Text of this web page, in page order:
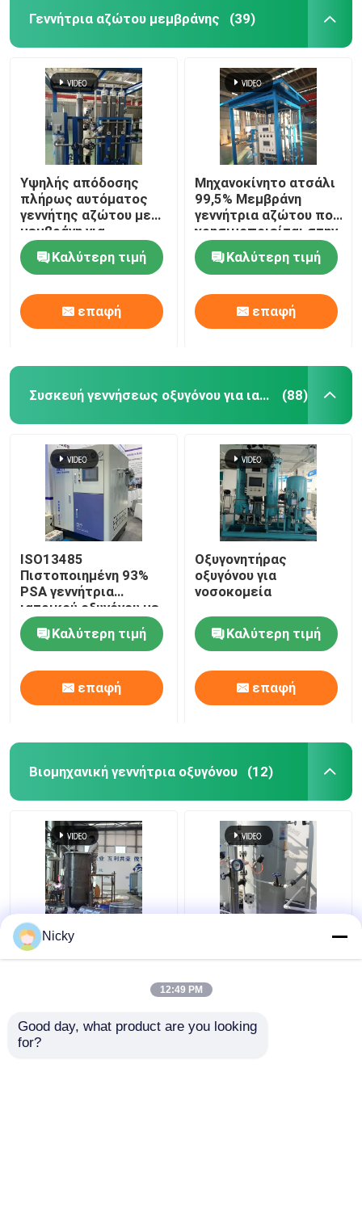
Γεννήτρια αζώτου μεμβράνης (39)
Υψηλής απόδοσης
πλήρως αυτόματος
γεννήτης αζώτου με
μεμβράνη για
πετροχημικές
Καλύτερη τιμή
επαφή
Μηχανοκίνητο ατσάλι
99,5% Μεμβράνη
γεννήτρια αζώτου που
χρησιμοποιείται στην
πετροχημική
βιομηχανία
Καλύτερη τιμή
επαφή
Συσκευή γεννήσεως οξυγόνου για ιατρική χρήση (88)
ISO13485
Πιστοποιημένη 93%
PSA γεννήτρια
ιατρικού οξυγόνου με
σταθμό πλήρωσης
Καλύτερη τιμή
επαφή
Οξυγονητήρας
οξυγόνου για
νοσοκομεία
Καλύτερη τιμή
επαφή
Βιομηχανική γεννήτρια οξυγόνου (12)
ISO9001 Μηχανή
γεννήτριας οξυγόνου
Συμπλέξτε και παίξτε
για την πλήρωση
κυλίνδρων
Nicky
12:49 PM
Good day, what product are you looking
for?